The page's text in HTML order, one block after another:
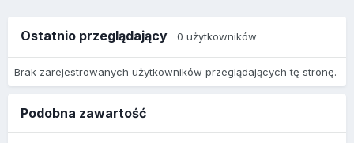
Ostatnio przeglądający 0 użytkowników
Brak zarejestrowanych użytkowników przeglądających tę stronę.
Podobna zawartość